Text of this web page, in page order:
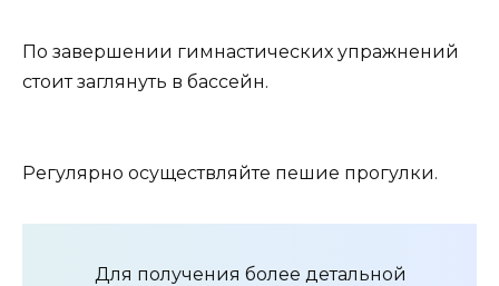
По завершении гимнастических упражнений
стоит заглянуть в бассейн.
Регулярно осуществляйте пешие прогулки.
Для получения более детальной